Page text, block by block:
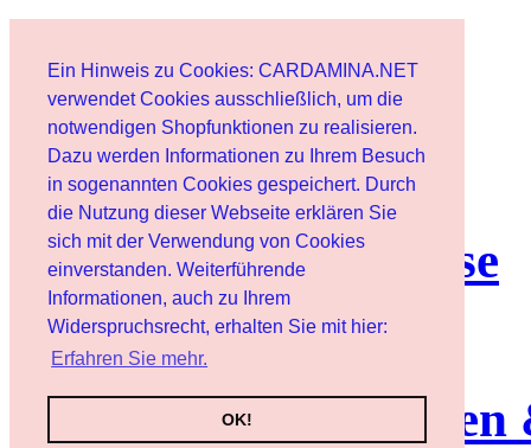
Ein Hinweis zu Cookies: CARDAMINA.NET
verwendet Cookies ausschließlich, um die
notwendigen Shopfunktionen zu realisieren.
Dazu werden Informationen zu Ihrem Besuch
in sogenannten Cookies gespeichert. Durch
die Nutzung dieser Webseite erklären Sie
sich mit der Verwendung von Cookies
einverstanden. Weiterführende
Informationen, auch zu Ihrem
Widerspruchsrecht, erhalten Sie mit hier:
Erfahren Sie mehr.
OK!
Benutzer
Newsletter
Nutzungshinweise
Service